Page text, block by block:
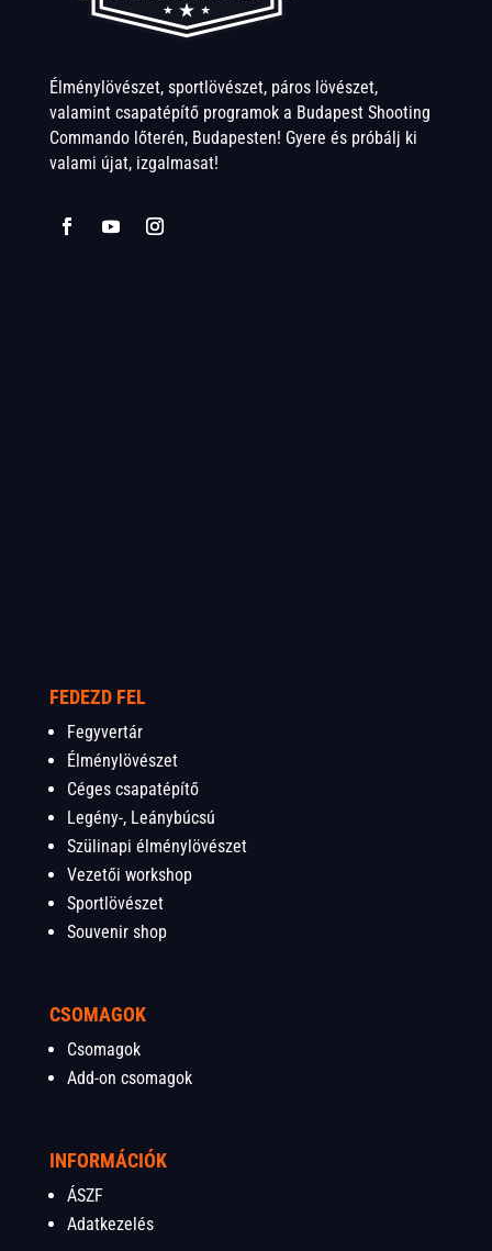
Élménylövészet, sportlövészet, páros lövészet,
valamint csapatépítő programok a Budapest Shooting
Commando lőterén, Budapesten! Gyere és próbálj ki
valami újat, izgalmasat!
FEDEZD FEL
Fegyvertár
Élménylövészet
Céges csapatépítő
Legény-, Leánybúcsú
Szülinapi élménylövészet
Vezetői workshop
Sportlövészet
Souvenir shop
CSOMAGOK
Csomagok
Add-on csomagok
INFORMÁCIÓK
ÁSZF
Adatkezelés